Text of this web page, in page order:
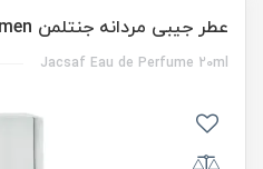
عطر جیبی مردانه جنتلمن Gentlemen ژک ساف 20ml
Jacsaf Eau de Perfume 20ml